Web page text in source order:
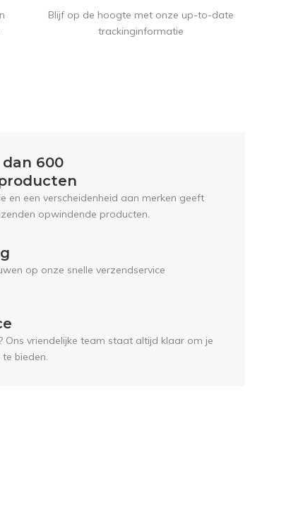
Blijf op de hoogte met onze up-to-date
trackinginformatie
600
en een verscheidenheid aan merken geeft
opwindende producten.
op onze snelle verzendservice
Ons vriendelijke team staat altijd klaar om je
bieden.